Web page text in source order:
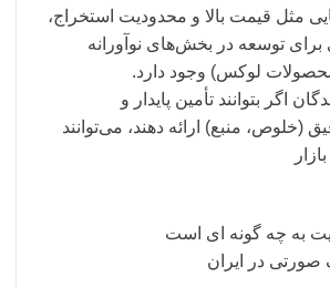
مثل قیمت بالا و محدودیت استخراج،
توسعه در بخش‌های نوآورانه
لوکس) وجود دارد.
اگر بتوانند تأمین پایدار و
(خلوص، منبع) ارائه دهند، می‌توانند
به چه گونه ای است
صورتی در ایران